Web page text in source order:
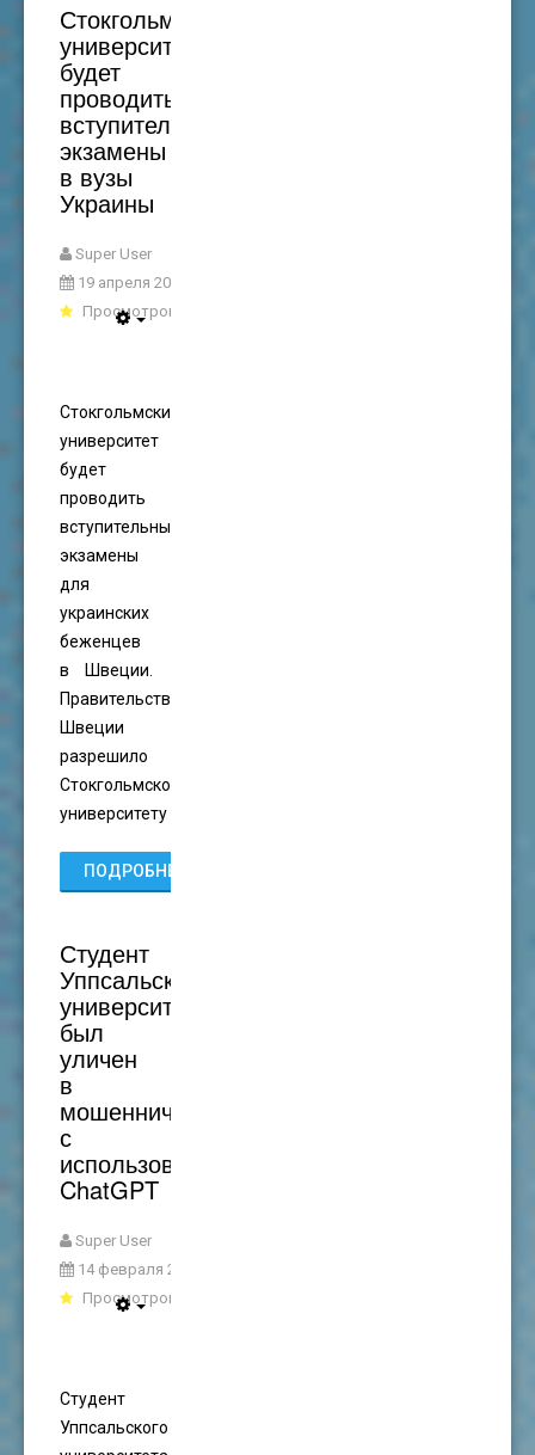
Стокгольмский
университет
будет
проводить
вступительные
экзамены
в вузы
Украины
Super User
19 апреля 2023
Просмотров: 3173
Стокгольмский
университет
будет
проводить
вступительные
экзамены
для
украинских
беженцев
в Швеции.
Правительство
Швеции
разрешило
Стокгольмскому
университету
ПОДРОБНЕЕ...
Студент
Уппсальского
университета
был
уличен
в
мошенничестве
с
использованием
ChatGPT
Super User
14 февраля 2023
Просмотров: 3375
Студент
Уппсальского